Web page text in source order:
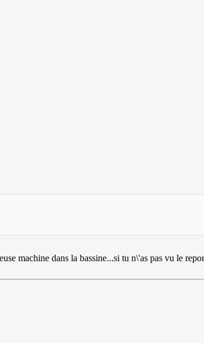
machine dans la bassine...si tu n\'as pas vu le